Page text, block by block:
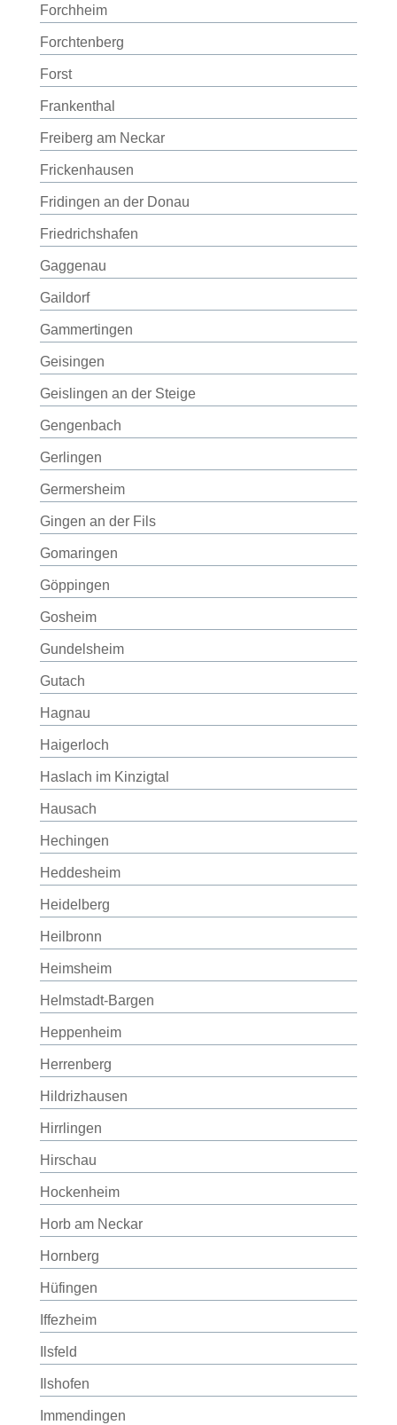
Forchheim
Forchtenberg
Forst
Frankenthal
Freiberg am Neckar
Frickenhausen
Fridingen an der Donau
Friedrichshafen
Gaggenau
Gaildorf
Gammertingen
Geisingen
Geislingen an der Steige
Gengenbach
Gerlingen
Germersheim
Gingen an der Fils
Gomaringen
Göppingen
Gosheim
Gundelsheim
Gutach
Hagnau
Haigerloch
Haslach im Kinzigtal
Hausach
Hechingen
Heddesheim
Heidelberg
Heilbronn
Heimsheim
Helmstadt-Bargen
Heppenheim
Herrenberg
Hildrizhausen
Hirrlingen
Hirschau
Hockenheim
Horb am Neckar
Hornberg
Hüfingen
Iffezheim
Ilsfeld
Ilshofen
Immendingen